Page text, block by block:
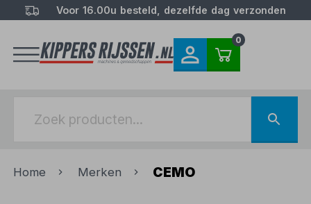
Voor 16.00u besteld, dezelfde dag verzonden
0
Home Merken CEMO